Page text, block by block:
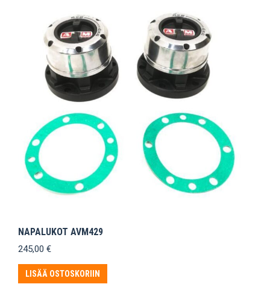
NAPALUKOT AVM429
245,00 €
LISÄÄ OSTOSKORIIN